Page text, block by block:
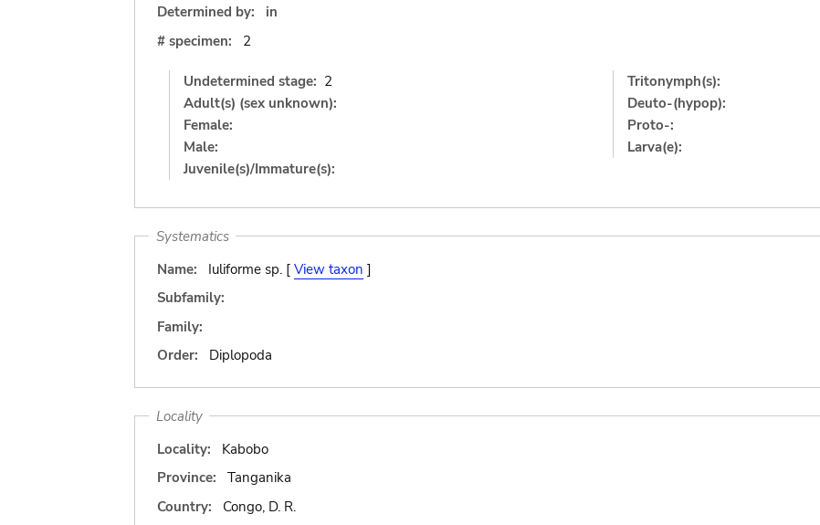
Determined by:
in
# specimen:
2
Undetermined stage: 2
Adult(s) (sex unknown):
Female:
Male:
Juvenile(s)/Immature(s):
Tritonymph(s):
Deuto-(hypop):
Proto-:
Larva(e):
Systematics
Name:
Iuliforme sp. [ View taxon ]
Subfamily:
Family:
Order:
Diplopoda
Locality
Locality:
Kabobo
Province:
Tanganika
Country:
Congo, D. R.